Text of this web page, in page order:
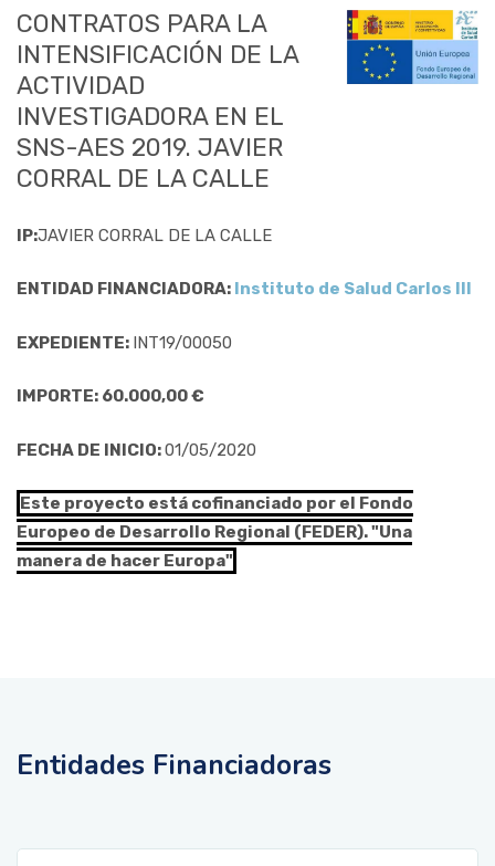
ACCESO PERSONAL
CONTRATOS PARA LA
INTENSIFICACIÓN DE LA
ACTIVIDAD
INVESTIGADORA EN EL
SNS-AES 2019. JAVIER
CORRAL DE LA CALLE
IP:JAVIER CORRAL DE LA CALLE
ENTIDAD FINANCIADORA: Instituto de Salud Carlos III
EXPEDIENTE: INT19/00050
IMPORTE: 60.000,00 €
FECHA DE INICIO:01/05/2020
Este proyecto está cofinanciado por el Fondo
Europeo de Desarrollo Regional (FEDER). "Una
manera de hacer Europa"
Entidades Financiadoras